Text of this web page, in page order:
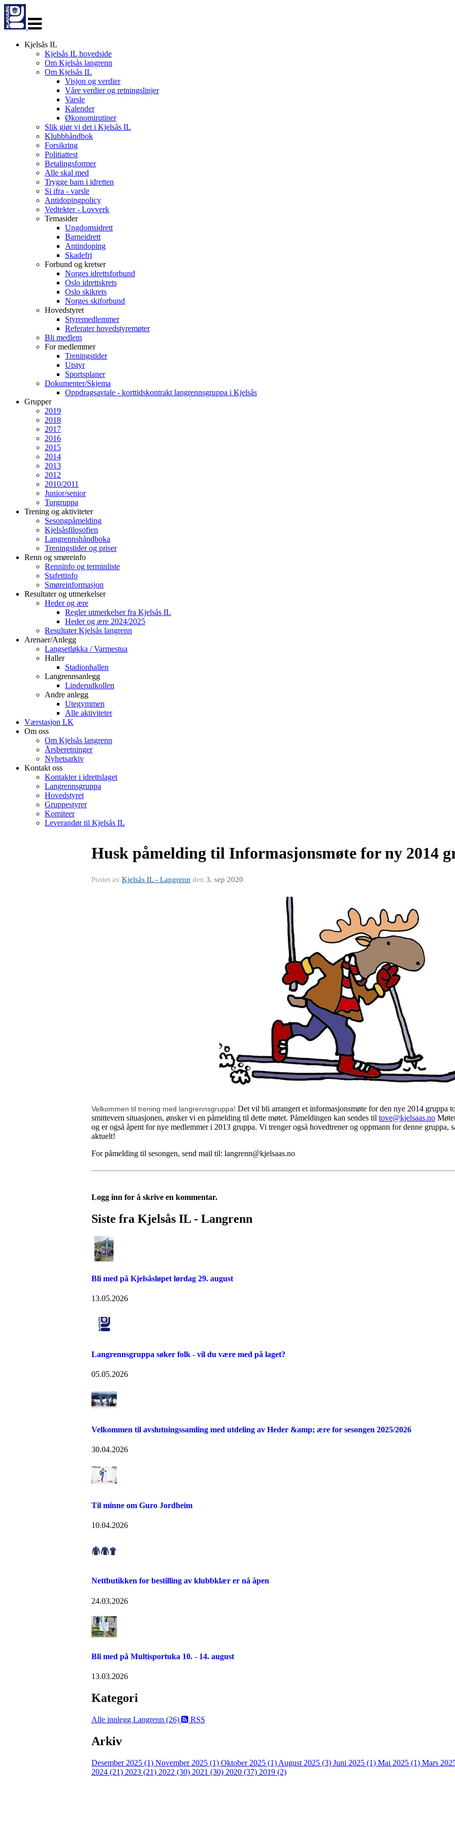
navigasjon
Kjelsås IL
Kjelsås IL hovedside
Om Kjelsås langrenn
Om Kjelsås IL
Visjon og verdier
Våre verdier og retningslinjer
Varsle
Kalender
Økonomirutiner
Slik gjør vi det i Kjelsås IL
Klubbhåndbok
Forsikring
Politiattest
Betalingsformer
Alle skal med
Trygge barn i idretten
Si ifra - varsle
Antidopingpolicy
Vedtekter - Lovverk
Temasider
Ungdomsidrett
Barneidrett
Antindoping
Skadefri
Forbund og kretser
Norges idrettsforbund
Oslo idrettskrets
Oslo skikrets
Norges skiforbund
Hovedstyret
Styremedlemmer
Referater hovedstyremøter
Bli medlem
For medlemmer
Treningstider
Utstyr
Sportsplaner
Dokumenter/Skjema
Oppdragsavtale - korttidskontrakt langrennsgruppa i Kjelsås
Grupper
2019
2018
2017
2016
2015
2014
2013
2012
2010/2011
Junior/senior
Turgruppa
Trening og aktiviteter
Sesongpåmelding
Kjelsåsfilosofien
Langrennshåndboka
Treningstider og priser
Renn og smøreinfo
Renninfo og terminliste
Stafettinfo
Smøreinformasjon
Resultater og utmerkelser
Heder og ære
Regler utmerkelser fra Kjelsås IL
Heder og ære 2024/2025
Resultater Kjelsås langrenn
Arenaer/Anlegg
Langsetløkka / Varmestua
Haller
Stadionhallen
Langrennsanlegg
Linderudkollen
Andre anlegg
Utegymmen
Alle aktiviteter
Værstasjon LK
Om oss
Om Kjelsås langrenn
Årsberetninger
Nyhetsarkiv
Kontakt oss
Kontakter i idrettslaget
Langrennsgruppa
Hovedstyret
Gruppestyrer
Komiteer
Leverandør til Kjelsås IL
Husk påmelding til Informasjonsmøte for ny 2014
Postet av Kjelsås IL - Langrenn den 3. sep 2020
Velkommen til trening med langrennsgruppa! Det vil bli arrangert et informasjonsmøte for den nye 2014 gruppa
smittevern situasjonen, ønsker vi en påmelding til dette møtet. Påmeldingen kan sendes til tove@kjelsaas.no
og er også åpent for nye medlemmer i 2013 gruppa. Vi trenger også hovedtrener og oppmann for denne gruppa,
aktuelt!
For påmelding til sesongen, send mail til: langrenn@kjelsaas.no
Logg inn for å skrive en kommentar.
Siste fra Kjelsås IL - Langrenn
Bli med på Kjelsåsløpet lørdag 29. august
13.05.2026
Langrennsgruppa søker folk - vil du være med på laget?
05.05.2026
Velkommen til avslutningssamling med utdeling av Heder &amp; ære for sesongen 2025/2026
30.04.2026
Til minne om Guro Jordheim
10.04.2026
Nettbutikken for bestilling av klubbklær er nå åpen
24.03.2026
Bli med på Multisportuka 10. - 14. august
13.03.2026
Kategori
Alle innlegg Langrenn (26) RSS
Arkiv
Desember 2025 (1) November 2025 (1) Oktober 2025 (1) August 2025 (3) Juni 2025 (1) Mai 2025 (1) Mars
2024 (21) 2023 (21) 2022 (30) 2021 (30) 2020 (37) 2019 (2)